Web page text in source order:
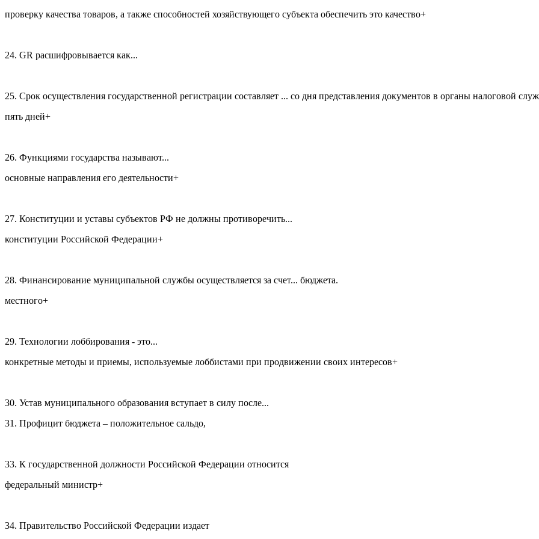
проверку качества товаров, а также способностей хозяйствующего субъекта обеспечить это качество+
24. GR расшифровывается как...
25. Срок осуществления государственной регистрации составляет ... со дня представления документов в органы налоговой
пять дней+
26. Функциями государства называют...
основные направления его деятельности+
27. Конституции и уставы субъектов РФ не должны противоречить...
конституции Российской Федерации+
28. Финансирование муниципальной службы осуществляется за счет... бюджета.
местного+
29. Технологии лоббирования - это...
конкретные методы и приемы, используемые лоббистами при продвижении своих интересов+
30. Устав муниципального образования вступает в силу после...
31. Профицит бюджета – положительное сальдо,
33. К государственной должности Российской Федерации относится
федеральный министр+
34. Правительство Российской Федерации издает